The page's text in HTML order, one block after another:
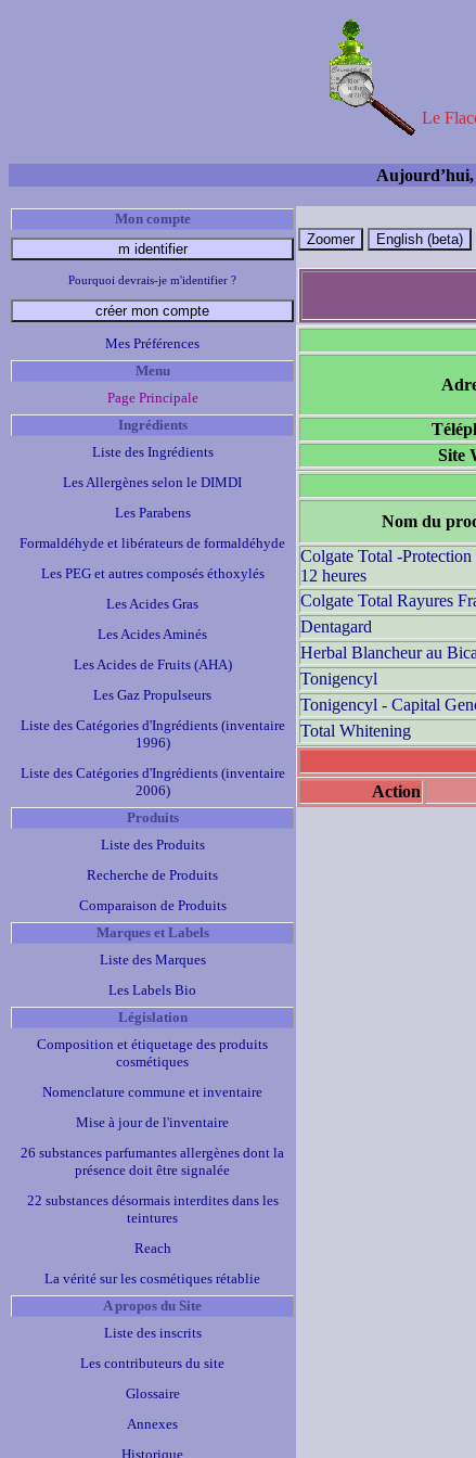
Le
Aujourd’hui,
Mon compte
Pourquoi devrais-je m'identifier ?
Mes Préférences
Menu
Page Principale
Ingrédients
Liste des Ingrédients
Les Allergènes selon le DIMDI
Les Parabens
Formaldéhyde et libérateurs de formaldéhyde
Les PEG et autres composés éthoxylés
Les Acides Gras
Les Acides Aminés
Les Acides de Fruits (AHA)
Les Gaz Propulseurs
Liste des Catégories d'Ingrédients (inventaire
1996)
Liste des Catégories d'Ingrédients (inventaire
2006)
Produits
Liste des Produits
Recherche de Produits
Comparaison de Produits
Marques et Labels
Liste des Marques
Les Labels Bio
Législation
Composition et étiquetage des produits
cosmétiques
Nomenclature commune et inventaire
Mise à jour de l'inventaire
26 substances parfumantes allergènes dont la
présence doit être signalée
22 substances désormais interdites dans les
teintures
Reach
La vérité sur les cosmétiques rétablie
A propos du Site
Liste des inscrits
Les contributeurs du site
Glossaire
Annexes
Historique
Site
Nom du
Colgate Total -Protection
12 heures
Colgate Total Rayures
Dentagard
Herbal Blancheur au
Tonigencyl
Tonigencyl - Capital
Total Whitening
Action